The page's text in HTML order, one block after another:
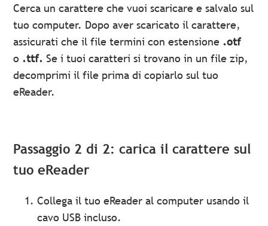
Cerca un carattere che vuoi scaricare e salvalo sul
tuo computer. Dopo aver scaricato il carattere,
assicurati che il file termini con estensione .otf
o .ttf. Se i tuoi caratteri si trovano in un file zip,
decomprimi il file prima di copiarlo sul tuo
eReader.
Passaggio 2 di 2: carica il carattere sul
tuo eReader
Collega il tuo eReader al computer usando il
cavo USB incluso.